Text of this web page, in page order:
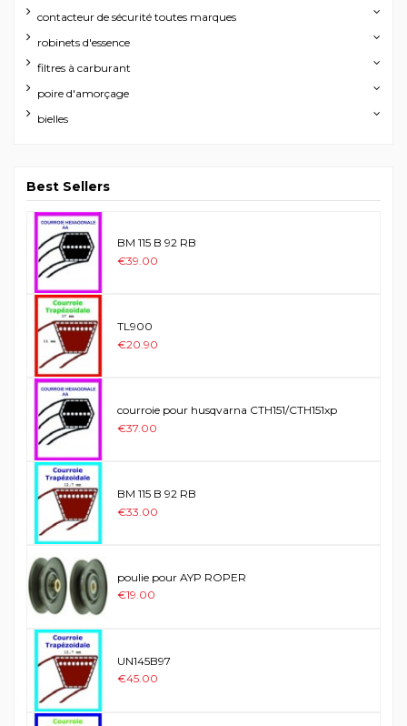
contacteur de sécurité toutes marques
robinets d'essence
filtres à carburant
poire d'amorçage
bielles
Best Sellers
BM 115 B 92 RB
€39.00
TL900
€20.90
courroie pour husqvarna CTH151/CTH151xp
€37.00
BM 115 B 92 RB
€33.00
poulie pour AYP ROPER
€19.00
UN145B97
€45.00